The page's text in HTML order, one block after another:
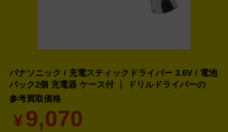
パナソニック / 充電スティックドライバー 3.6V / 電池
パック2個 充電器 ケース付 ｜ ドリルドライバーの
参考買取価格
¥9,070